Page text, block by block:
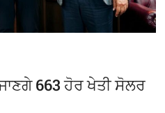
663 ਹੋਰ ਖੇਤੀ ਸੋਲਰ